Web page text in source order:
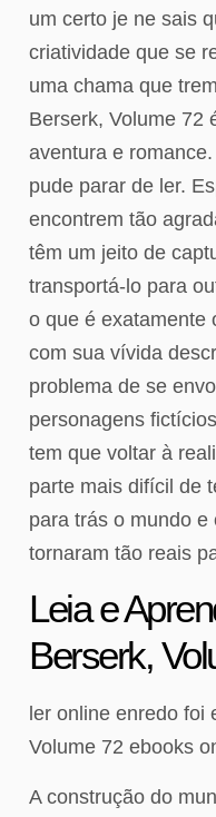
um certo je ne sais
criatividade que se
uma chama que
Berserk, Volume 72
aventura e
pude parar de ler.
encontrem tão
têm um jeito de
transportá-lo para
o que é exatamente
com sua vívida
problema de se
personagens
tem que voltar à
parte mais difícil de
para trás o mundo
tornaram tão reais
Leia e
Berserk,
ler online enredo foi
Volume 72 ebooks
A construção do